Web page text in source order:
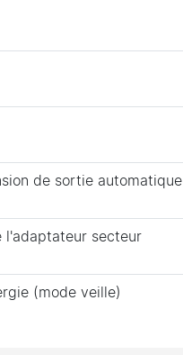
de sortie automatique
l'adaptateur secteur
(mode veille)